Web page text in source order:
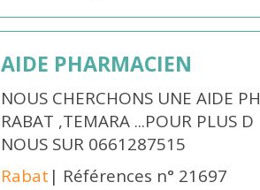
AIDE PHARMACIEN
NOUS CHERCHONS UNE AIDE
RABAT ,TEMARA ...POUR PLUS
NOUS SUR 0661287515
Rabat | Références n° 21697